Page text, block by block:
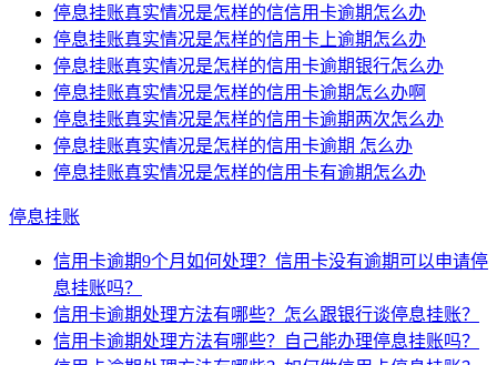
停息挂账真实情况是怎样的信信用卡逾期怎么办
停息挂账真实情况是怎样的信用卡上逾期怎么办
停息挂账真实情况是怎样的信用卡逾期银行怎么办
停息挂账真实情况是怎样的信用卡逾期怎么办啊
停息挂账真实情况是怎样的信用卡逾期两次怎么办
停息挂账真实情况是怎样的信用卡逾期 怎么办
停息挂账真实情况是怎样的信用卡有逾期怎么办
停息挂账
信用卡逾期9个月如何处理？信用卡没有逾期可以申请停
息挂账吗？
信用卡逾期处理方法有哪些？怎么跟银行谈停息挂账？
信用卡逾期处理方法有哪些？自己能办理停息挂账吗？